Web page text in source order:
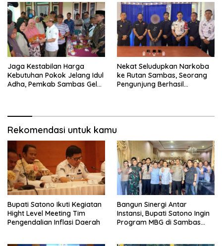
Jaga Kestabilan Harga
Kebutuhan Pokok Jelang Idul
Adha, Pemkab Sambas Gelar
Nekat Seludupkan Narkoba
ke Rutan Sambas, Seorang
Pengunjung Berhasil
Rekomendasi untuk kamu
Bupati Satono Ikuti Kegiatan
Hight Level Meeting Tim
Pengendalian Inflasi Daerah
Bangun Sinergi Antar
Instansi, Bupati Satono Ingin
Program MBG di Sambas